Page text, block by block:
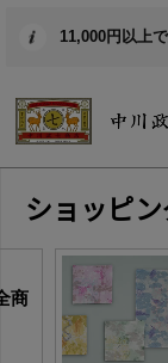
11,000円以上
ショッピ
商